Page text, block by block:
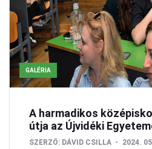
GALÉRIA
A harmadikos
útja az Újvidéki
SZERZŐ: DÁVID CSILLA 2024.